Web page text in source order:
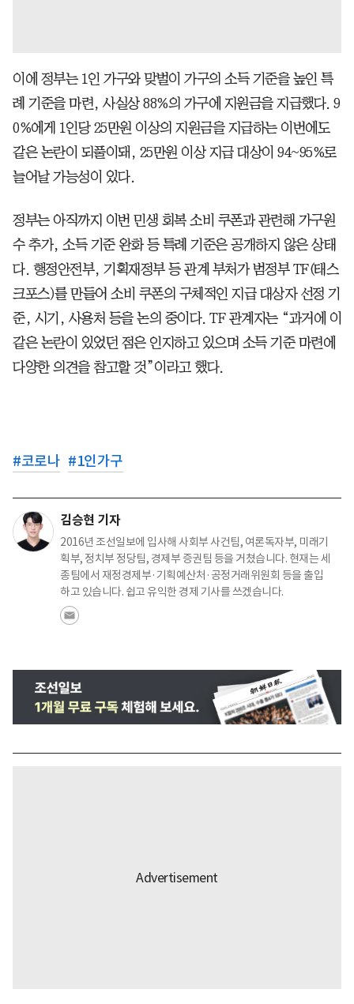
이에 정부는 1인 가구와 맞벌이 가구의 소득 기준을 높인 특
례 기준을 마련, 사실상 88%의 가구에 지원금을 지급했다. 9
0%에게 1인당 25만원 이상의 지원금을 지급하는 이번에도
같은 논란이 되풀이돼, 25만원 이상 지급 대상이 94~95%로
늘어날 가능성이 있다.
정부는 아직까지 이번 민생 회복 소비 쿠폰과 관련해 가구원
수 추가, 소득 기준 완화 등 특례 기준은 공개하지 않은 상태
다. 행정안전부, 기획재정부 등 관계 부처가 범정부 TF(태스
크포스)를 만들어 소비 쿠폰의 구체적인 지급 대상자 선정 기
준, 시기, 사용처 등을 논의 중이다. TF 관계자는 “과거에 이
같은 논란이 있었던 점은 인지하고 있으며 소득 기준 마련에
다양한 의견을 참고할 것”이라고 했다.
#코로나 #1인가구
김승현 기자
2016년 조선일보에 입사해 사회부 사건팀, 여론독자부, 미래기
획부, 정치부 정당팀, 경제부 증권팀 등을 거쳤습니다. 현재는 세
종팀에서 재정경제부·기획예산처·공정거래위원회 등을 출입
하고 있습니다. 쉽고 유익한 경제 기사를 쓰겠습니다.